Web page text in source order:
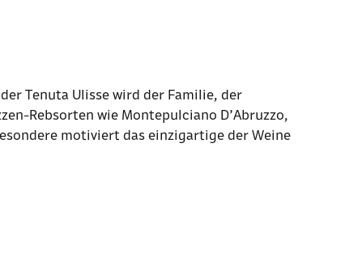
Tenuta Ulisse wird der Familie, der
Rebsorten wie Montepulciano D’Abruzzo,
motiviert das einzigartige der Weine